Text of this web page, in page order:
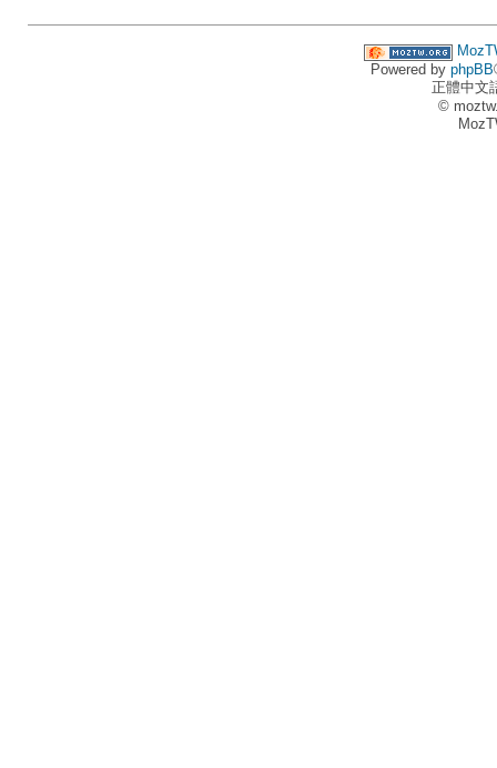
Powered by phpBB
正體中文
©